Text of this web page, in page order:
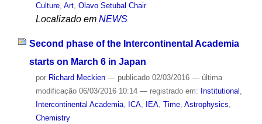
Culture, Art, Olavo Setubal Chair
Localizado em NEWS
Second phase of the Intercontinental Academia
starts on March 6 in Japan
por Richard Meckien — publicado02/03/2016 — última
modificação06/03/2016 10:14 — registrado em: Institutional ,
Intercontinental Academia, ICA, IEA, Time, Astrophysics,
Chemistry